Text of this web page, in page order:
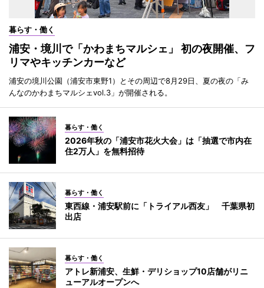
暮らす・働く
浦安・境川で「かわまちマルシェ」 初の夜開催、フ
リマやキッチンカーなど
浦安の境川公園（浦安市東野1）とその周辺で8月29日、夏の夜の「み
んなのかわまちマルシェvol.3」が開催される。
暮らす・働く
2026年秋の「浦安市花火大会」は「抽選で市内在
住2万人」を無料招待
暮らす・働く
東西線・浦安駅前に「トライアル西友」 千葉県初
出店
暮らす・働く
アトレ新浦安、生鮮・デリショップ10店舗がリニ
ューアルオープンへ